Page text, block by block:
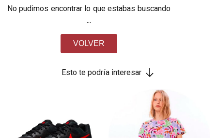
No pudimos encontrar lo que estabas buscando
...
VOLVER
Esto te podría interesar